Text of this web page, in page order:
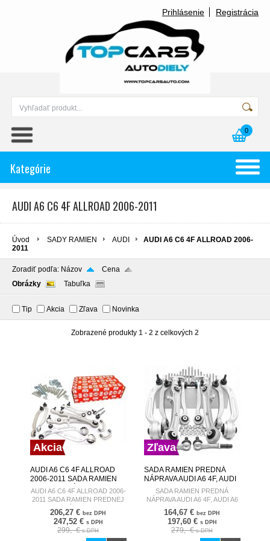
Prihlásenie Registrácia
0
Kategórie
AUDI A6 C6 4F ALLROAD 2006-2011
Úvod SADY RAMIEN AUDI
AUDI A6 C6 4F ALLROAD 2006-
2011
Zoradiť podľa: Názov
Cena
Obrázky
Tabuľka
Tip Akcia Zľava Novinka
Zobrazené produkty 1 - 2 z celkových 2
Akcia
AUDI A6 C6 4F ALLROAD
2006-2011 SADA RAMIEN
PREDNEJ NÁPRAVY
AUDI A6 C6 4F ALLROAD 2006-
2011 SADA RAMIEN PREDNEJ
NÁPRAVY
206,27 € bez DPH
247,52 € s DPH
299,- €s DPH
Zľava
SADA RAMIEN PREDNÁ
NÁPRAVA AUDI A6 4F, AUDI
A6 C6, AUDI A6 ALLROAD
C6, SEKURECO A6 SO.9.A6-
SADA RAMIEN PREDNÁ
NÁPRAVA AUDI A6 4F, AUDI A6
C6, AUDI A6 ALLROAD C6,
SEKURECO A6 SO.9.A6-SET
SEKURECO PRO KIT
164,67 € bez DPH
197,60 € s DPH
279,- €s DPH